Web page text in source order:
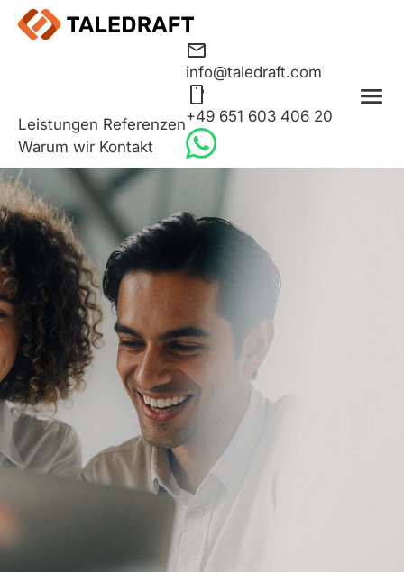
Leistungen Referenzen
Warum wir Kontakt
info@taledraft.com
+49 651 603 406 20